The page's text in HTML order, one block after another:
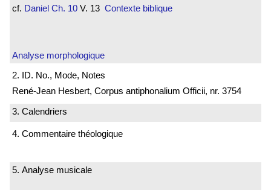
cf. Daniel Ch. 10 V. 13 Contexte biblique
Analyse morphologique
2. ID. No., Mode, Notes
René-Jean Hesbert, Corpus antiphonalium Officii, nr. 3754
3. Calendriers
4. Commentaire théologique
5. Analyse musicale